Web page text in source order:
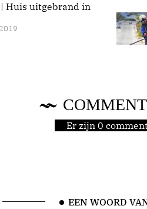
Huis uitgebrand in
Er zijn 0
EEN WOORD